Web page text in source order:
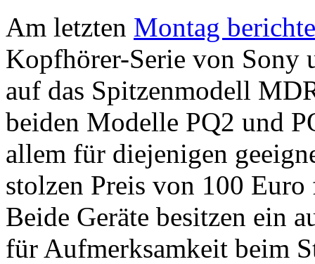
Am letzten Montag
Kopfhörer-Serie von Sony
auf das Spitzenmodell
beiden Modelle PQ2 und
allem für diejenigen
stolzen Preis von 100 Euro
Beide Geräte besitzen ein
für Aufmerksamkeit beim